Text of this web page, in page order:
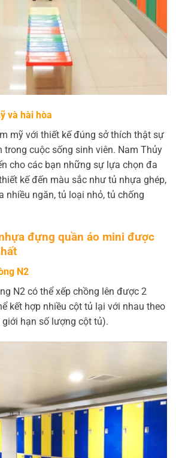
và hài hòa
mỹ với thiết kế đúng sở thích thật sự
trong cuộc sống sinh viên. Nam Thủy
cho các bạn những sự lựa chọn đa
kế đến màu sắc như tủ nhựa ghép,
nhiều ngăn, tủ loại nhỏ, tủ chống
đựng quần áo mini được
N2
N2 có thể xếp chồng lên được 2
kết hợp nhiều cột tủ lại với nhau theo
hạn số lượng cột tủ).